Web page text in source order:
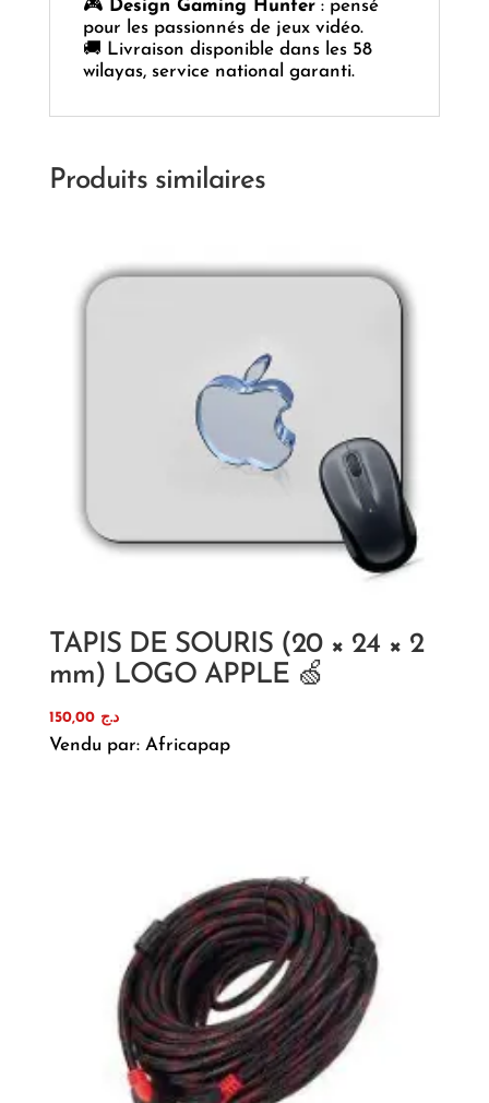
🎮 Design Gaming Hunter: pensé
pour les passionnés de jeux vidéo.
🚚 Livraison disponible dans les 58
wilayas, service national garanti.
Produits similaires
TAPIS DE SOURIS (20 × 24 × 2
mm) LOGO APPLE 🍏
د.ج 150,00
Vendu par: Africapap